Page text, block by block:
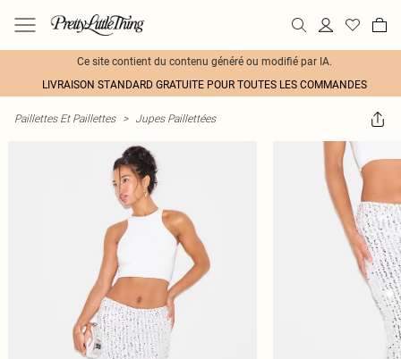
Ce site contient du contenu généré ou modifié par IA.
LIVRAISON STANDARD GRATUITE POUR TOUTES LES COMMANDES
Paillettes Et Paillettes > Jupes Paillettées